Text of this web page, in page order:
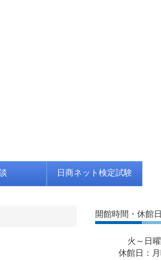
日商ネット検定試験
開館時間・休館日
火～日
休館日：